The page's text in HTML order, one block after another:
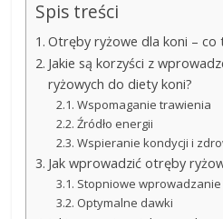
Spis treści
Otręby ryżowe dla koni – co
Jakie są korzyści z
ryżowych do diety koni?
Wspomaganie trawienia
Źródło energii
Wspieranie kondycji i
Jak wprowadzić otręby
Stopniowe wprowadzanie
Optymalne dawki